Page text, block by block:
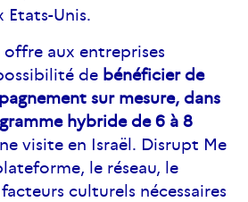
Etats-Unis.
offre aux entreprises
de bénéficier de
sur mesure, dans
hybride de 6 à 8
visite en Israël. Disrupt Me
le réseau, le
culturels nécessaires